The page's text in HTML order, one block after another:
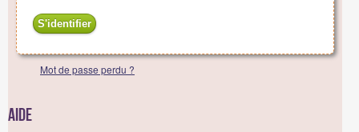
Mot de passe perdu ?
Aide